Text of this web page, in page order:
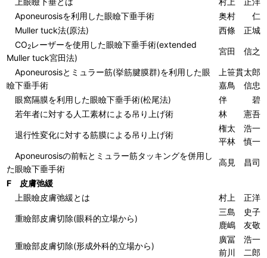
Aponeurosisを利用した眼瞼下垂手術
奥村 仁
Muller tuck法(原法)
西條 正城
CO2レーザーを使用した眼瞼下垂手術(extended
Muller tuck宮田法)
宮田 信之
Aponeurosisとミュラー筋(挙筋腱膜群)を利用した眼
瞼下垂手術
上笹貫太郎
嘉鳥 信忠
眼窩隔膜を利用した眼瞼下垂手術(松尾法)
伴 碧
若年者に対する人工素材による吊り上げ術
林 憲吾
退行性変化に対する筋膜による吊り上げ術
権太 浩一
平林 慎一
Aponeurosisの前転とミュラー筋タッキングを併用し
た眼瞼下垂手術
高見 昌司
F 皮膚弛緩
上眼瞼皮膚弛緩とは
村上 正洋
重瞼部皮膚切除(眼科的立場から)
三島 史子
鹿嶋 友敬
重瞼部皮膚切除(形成外科的立場から)
廣冨 浩一
前川 二郎